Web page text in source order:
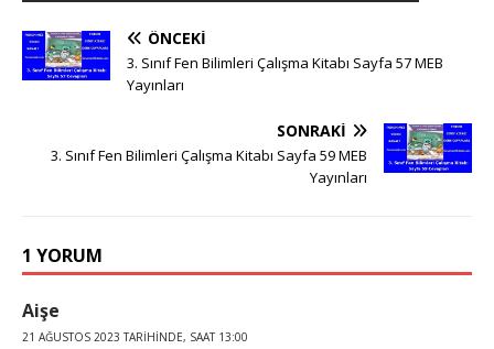
ÖNCEKI
3. Sınıf Fen Bilimleri Çalışma Kitabı Sayfa 57 MEB
Yayınları
SONRAKI
3. Sınıf Fen Bilimleri Çalışma Kitabı Sayfa 59 MEB
Yayınları
1 YORUM
Aişe
21 AĞUSTOS 2023 TARIHINDE, SAAT 13:00